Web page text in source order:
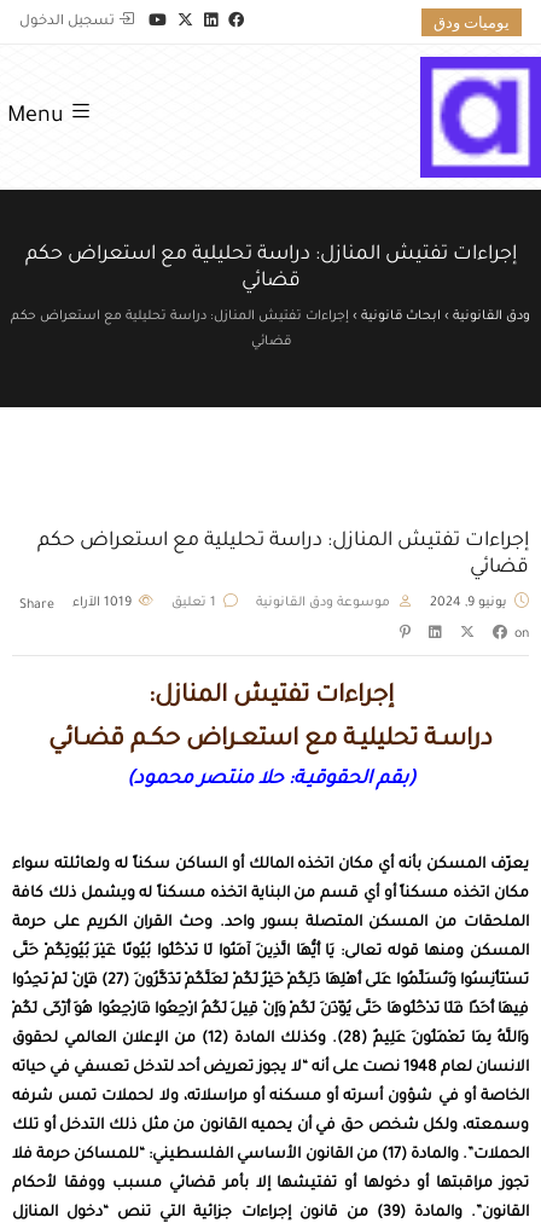
يوميات ودق تسجيل الدخول
Menu
إجراءات تفتيش المنازل: دراسة تحليلية مع استعراض حكم
قضائي
ودق القانونية › ابحاث قانونية › إجراءات تفتيش المنازل: دراسة تحليلية مع استعراض حكم
قضائي
إجراءات تفتيش المنازل: دراسة تحليلية مع استعراض حكم
قضائي
يونيو 9, 2024 موسوعة ودق القانونية 1 تعليق الآراء
Share
on
إجراءات تفتيش المنازل:
دراسـة تحليليـة مع استعـراض حكـم قضـائي
(بقم الحقوقيـة: حلا منتصر محمود)
يعرّف المسكن بأنه أي مكان اتخذه المالك أو الساكن سكناً له ولعائلته سواء
مكان اتخذه مسكناً أو أي قسم من البناية اتخذه مسكناً له ويشمل ذلك كافة
الملحقات من المسكن المتصلة بسور واحد. وحث القران الكريم على حرمة
المسكن ومنها قوله تعالى: يَا أَيُّهَا الَّذِينَ آمَنُوا لَا تَدْخُلُوا بُيُوتًا غَيْرَ بُيُوتِكُمْ حَتَّى
تَسْتَأْنِسُوا وَتُسَلِّمُوا عَلَى أَهْلِهَا ذَلِكُمْ خَيْرٌ لَكُمْ لَعَلَّكُمْ تَذَكَّرُونَ (27) فَإِنْ لَمْ تَجِدُوا
فِيهَا أَحَدًا فَلَا تَدْخُلُوهَا حَتَّى يُؤْذَنَ لَكُمْ وَإِنْ قِيلَ لَكُمُ ارْجِعُوا فَارْجِعُوا هُوَ أَزْكَى لَكُمْ
وَاللَّهُ بِمَا تَعْمَلُونَ عَلِيمٌ (28). وكذلك المادة (12) من الإعلان العالمي لحقوق
الانسان لعام 1948 نصت على أنه “لا يجوز تعريض أحد لتدخل تعسفي في حياته
الخاصة أو في شؤون أسرته أو مسكنه أو مراسلاته، ولا لحملات تمس شرفه
وسمعته، ولكل شخص حق في أن يحميه القانون من مثل ذلك التدخل أو تلك
الحملات”. والمادة (17) من القانون الأساسي الفلسطيني: “للمساكن حرمة فلا
تجوز مراقبتها أو دخولها أو تفتيشها إلا بأمر قضائي مسبب ووفقا لأحكام
القانون”. والمادة (39) من قانون إجراءات جزائية التي تنص “دخول المنازل